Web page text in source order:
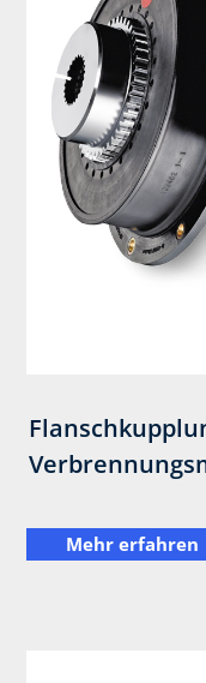
Mehr erfahren